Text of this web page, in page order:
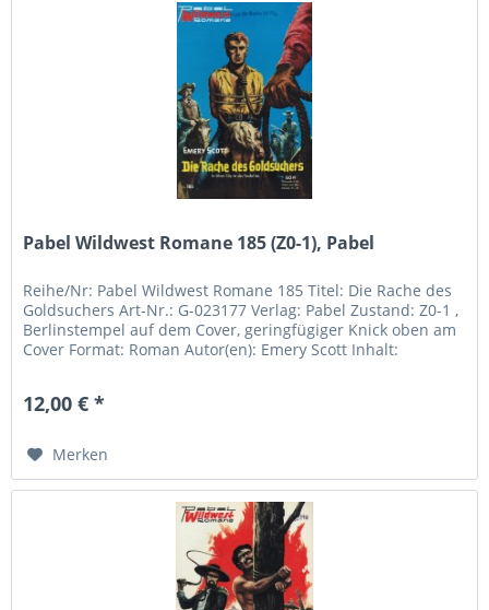
Pabel Wildwest Romane 185 (Z0-1), Pabel
Reihe/Nr: Pabel Wildwest Romane 185 Titel: Die Rache des
Goldsuchers Art-Nr.: G-023177 Verlag: Pabel Zustand: Z0-1 ,
Berlinstempel auf dem Cover, geringfügiger Knick oben am
Cover Format: Roman Autor(en): Emery Scott Inhalt:
12,00 € *
Merken